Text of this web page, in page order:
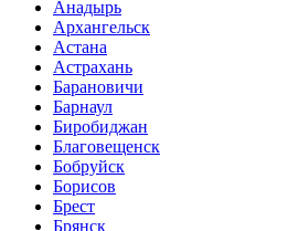
Анадырь
Архангельск
Астана
Астрахань
Барановичи
Барнаул
Биробиджан
Благовещенск
Бобруйск
Борисов
Брест
Брянск